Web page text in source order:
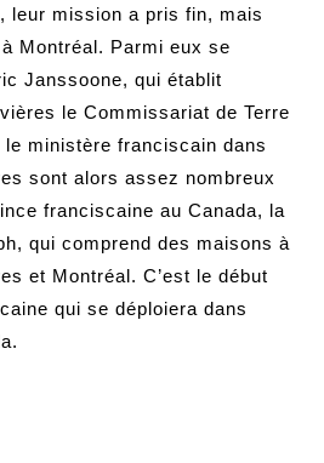
leur mission a pris fin, mais
Montréal. Parmi eux se
Janssoone, qui établit
le Commissariat de Terre
ministère franciscain dans
sont alors assez nombreux
franciscaine au Canada, la
qui comprend des maisons à
et Montréal. C’est le début
qui se déploiera dans